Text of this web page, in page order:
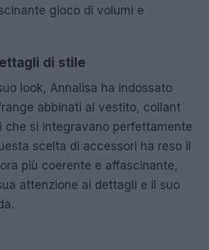
gioco di volumi e
di stile
look, Annalisa ha indossato
abbinati al vestito, collant
che si integravano perfettamente
scelta di accessori ha reso il
più coerente e affascinante,
attenzione ai dettagli e il suo